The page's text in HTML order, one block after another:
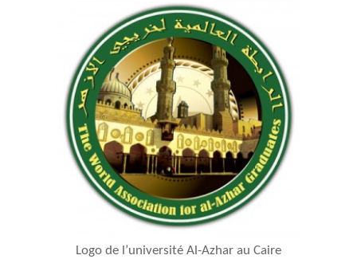
Logo de l’université Al-Azhar au Caire